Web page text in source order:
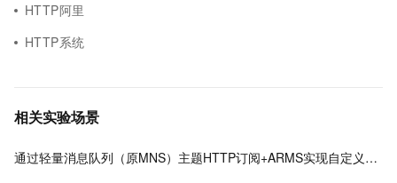
HTTP阿里
HTTP系统
相关实验场景
通过轻量消息队列（原MNS）主题HTTP订阅+ARMS实现自定义数据多渠道告警